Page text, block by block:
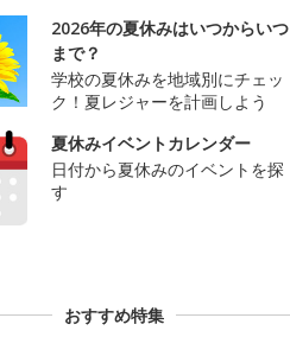
2026年の夏休みはいつからいつ
まで？
学校の夏休みを地域別にチェッ
ク！夏レジャーを計画しよう
夏休みイベントカレンダー
日付から夏休みのイベントを探
す
おすすめ特集